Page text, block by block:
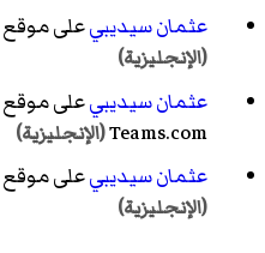
عثمان سيديبيعلى موقع
(الإنجليزية)
عثمان سيديبي
Teams.com(الإنجليزية)
عثمان سيديبيعلى موقع FootballDatabase.eu
(الإنجليزية)